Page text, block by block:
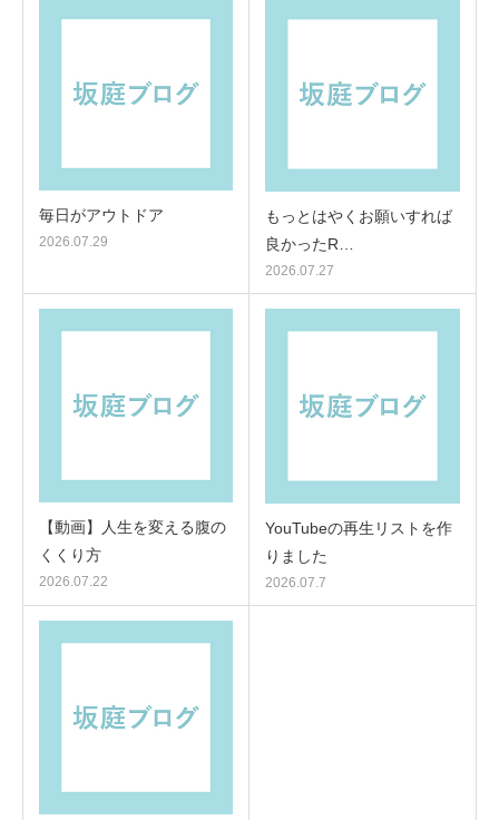
毎日がアウトドア
2026.07.29
もっとはやくお願いすれば
良かったR…
2026.07.27
【動画】人生を変える腹の
くくり方
2026.07.22
YouTubeの再生リストを作
りました
2026.07.7